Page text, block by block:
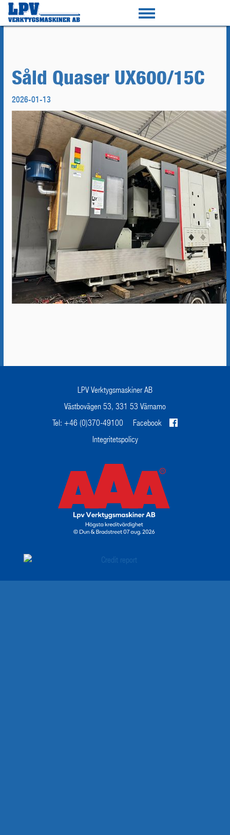
Såld Quaser UX600/15C
2026-01-13
LPV Verktygsmaskiner AB
Västbovägen 53, 331 53 Värnamo
Tel: +46 (0)370-49100
Facebook
Integritetspolicy